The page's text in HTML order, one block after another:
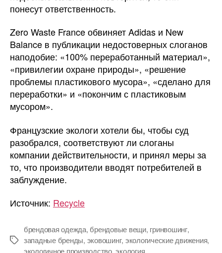
понесут ответственность.
Zero Waste France обвиняет Adidas и New
Balance в публикации недостоверных слоганов
наподобие: «100% переработанный материал»,
«привилегии охране природы», «решение
проблемы пластикового мусора», «сделано для
переработки» и «покончим с пластиковым
мусором».
Французские экологи хотели бы, чтобы суд
разобрался, соответствуют ли слоганы
компании действительности, и принял меры за
то, что производители вводят потребителей в
заблуждение.
Источник: Recycle
Метки
брендовая одежда, брендовые вещи, гринвошинг,
западные бренды, эковошинг, экологические движения,
экологичное производство,экология